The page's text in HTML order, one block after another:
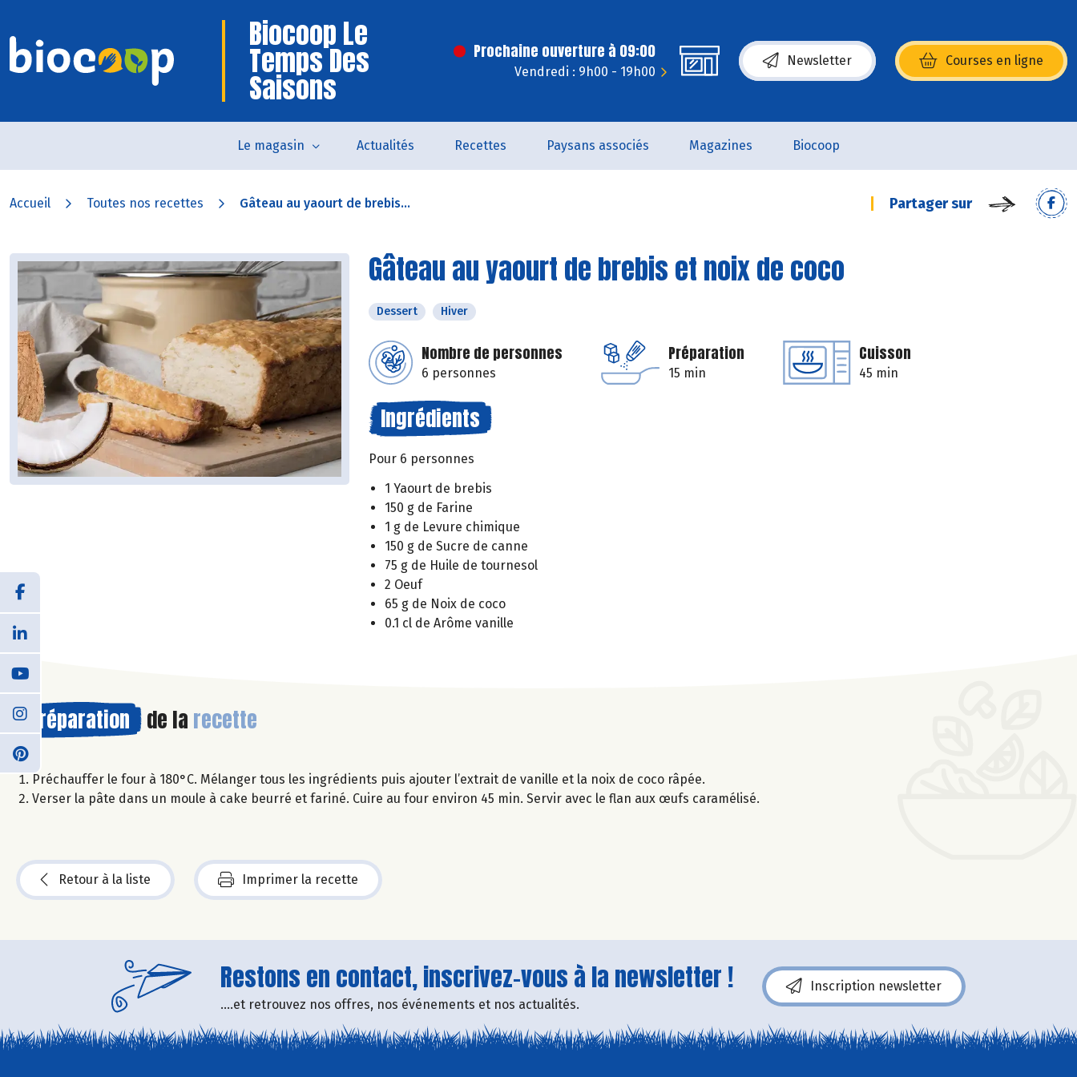
Biocoop Le
Temps Des
Saisons
Prochaine ouverture à 09:00
Vendredi : 9h00 - 19h00
Newsletter Courses en ligne
(s’ouvre dans une nouvelle fenêtre)
Le magasin Actualités Recettes Paysans associés Magazines Biocoop
Accueil Toutes nos recettes Gâteau au yaourt de brebis... Partager sur
Gâteau au yaourt de brebis et noix de coco
Dessert Hiver
Nombre de personnes
6 personnes
Préparation
15 min
Cuisson
45 min
Ingrédients
Pour 6 personnes
1 Yaourt de brebis
150 g de Farine
1 g de Levure chimique
150 g de Sucre de canne
75 g de Huile de tournesol
2 Oeuf
65 g de Noix de coco
0.1 cl de Arôme vanille
Préparation de la recette
Préchauffer le four à 180°C. Mélanger tous les ingrédients puis ajouter l’extrait de vanille et la noix de coco râpée.
Verser la pâte dans un moule à cake beurré et fariné. Cuire au four environ 45 min. Servir avec le flan aux œufs caramélisé.
Retour à la liste Imprimer la recette
Restons en contact, inscrivez-vous à la newsletter !
....et retrouvez nos offres, nos événements et nos actualités.
Inscription newsletter